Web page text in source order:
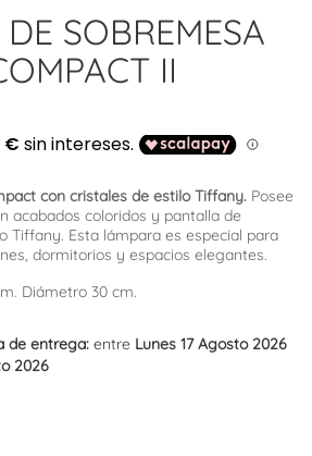
SOBREMESA
II
con cristales de estilo Tiffany. Posee
acabados coloridos y pantalla de
Tiffany. Esta lámpara es especial para
dormitorios y espacios elegantes.
Diámetro 30 cm.
de entrega: entre Lunes 17 Agosto 2026
2026